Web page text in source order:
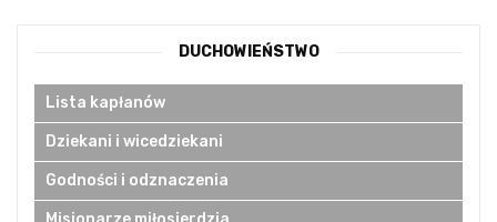
DUCHOWIEŃSTWO
Lista kapłanów
Dziekani i wicedziekani
Godności i odznaczenia